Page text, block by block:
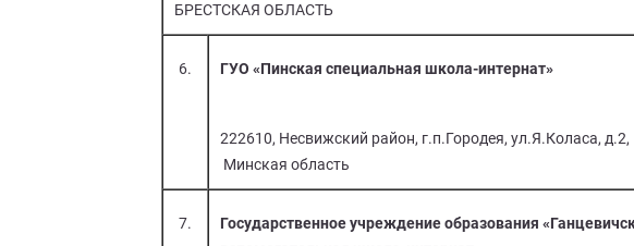
БРЕСТСКАЯ ОБЛАСТЬ
6. ГУО «Пинская специальная школа-интернат»
222610, Несвижский район, г.п.Городея, ул.Я.Коласа, д.2,
Минская область
7.
Государственное учреждение образования